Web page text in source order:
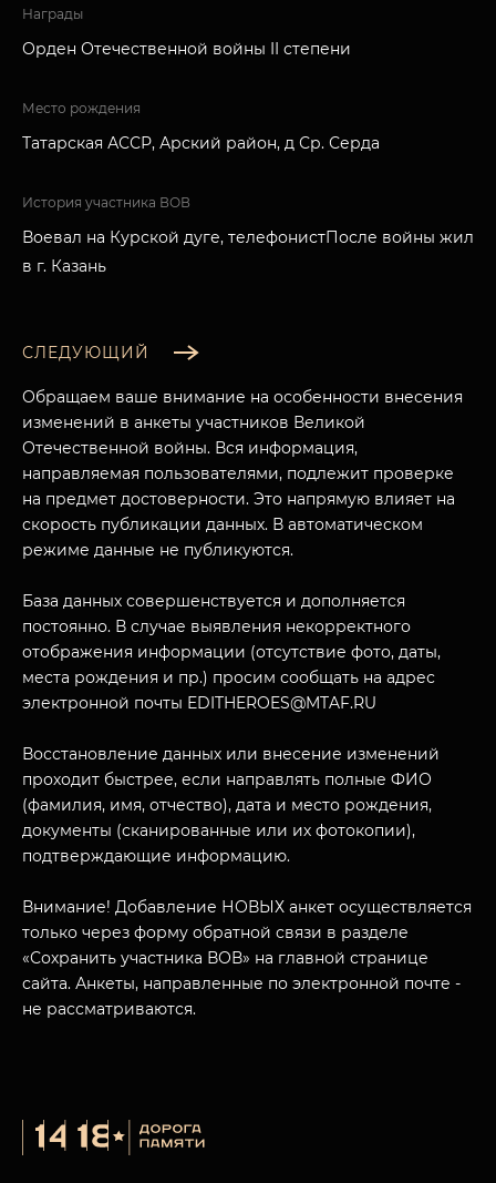
МУЗЕЙНЫЙ КОМПЛЕКС
ПОСЕТИТЕЛЯМ
О НАС
НАЗАД
Награды
Орден Отечественной войны II степени
Место рождения
Татарская АССР, Арский район, д Ср. Серда
История участника ВОВ
Воевал на Курской дуге, телефонистПосле войны жил
в г. Казань
СЛЕДУЮЩИЙ
Обращаем ваше внимание на особенности внесения
изменений в анкеты участников Великой
Отечественной войны. Вся информация,
направляемая пользователями, подлежит проверке
на предмет достоверности. Это напрямую влияет на
скорость публикации данных. В автоматическом
режиме данные не публикуются.
База данных совершенствуется и дополняется
постоянно. В случае выявления некорректного
отображения информации (отсутствие фото, даты,
места рождения и пр.) просим сообщать на адрес
электронной почты EDITHEROES@MTAF.RU
Восстановление данных или внесение изменений
проходит быстрее, если направлять полные ФИО
(фамилия, имя, отчество), дата и место рождения,
документы (сканированные или их фотокопии),
подтверждающие информацию.
Внимание! Добавление НОВЫХ анкет осуществляется
только через форму обратной связи в разделе
«Сохранить участника ВОВ» на главной странице
сайта. Анкеты, направленные по электронной почте -
не рассматриваются.